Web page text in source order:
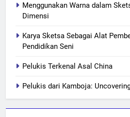
Menggunakan Warna dalam
Dimensi
Karya Sketsa Sebagai Alat
Pendidikan Seni
Pelukis Terkenal Asal China
Pelukis dari Kamboja: